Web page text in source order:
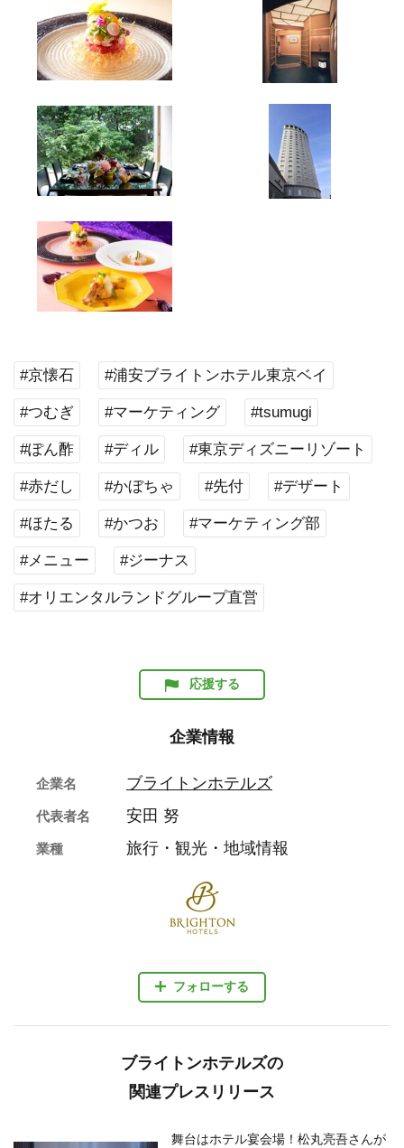
#京懐石 #浦安ブライトンホテル東京ベイ
#つむぎ #マーケティング #tsumugi
#ぽん酢 #ディル #東京ディズニーリゾート
#赤だし #かぼちゃ #先付 #デザート
#ほたる #かつお #マーケティング部
#メニュー #ジーナス
#オリエンタルランドグループ直営
応援する
企業情報
フォローする
企業名 ブライトンホテルズ
代表者名 安田 努
業種 旅行・観光・地域情報
ブライトンホテルズの
関連プレスリリース
舞台はホテル宴会場！松丸亮吾さんが